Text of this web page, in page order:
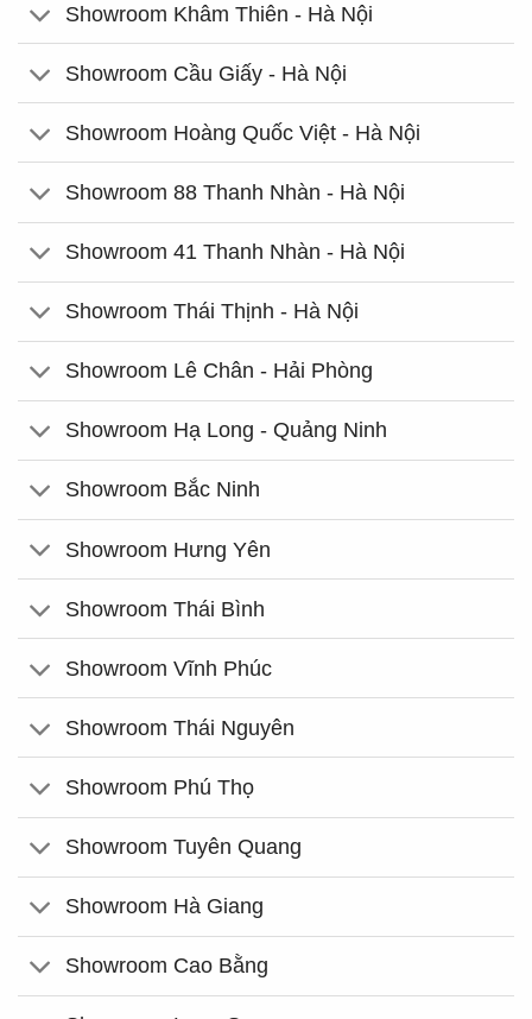
Showroom Khâm Thiên - Hà Nội
Showroom Cầu Giấy - Hà Nội
Showroom Hoàng Quốc Việt - Hà Nội
Showroom 88 Thanh Nhàn - Hà Nội
Showroom 41 Thanh Nhàn - Hà Nội
Showroom Thái Thịnh - Hà Nội
Showroom Lê Chân - Hải Phòng
Showroom Hạ Long - Quảng Ninh
Showroom Bắc Ninh
Showroom Hưng Yên
Showroom Thái Bình
Showroom Vĩnh Phúc
Showroom Thái Nguyên
Showroom Phú Thọ
Showroom Tuyên Quang
Showroom Hà Giang
Showroom Cao Bằng